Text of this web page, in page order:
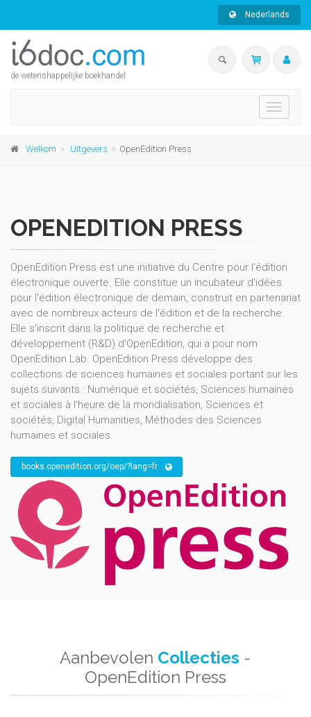
Nederlands
de wetenshappelijke boekhandel
Toggle
Welkom Uitgevers OpenEdition Press
OPENEDITION PRESS
OpenEdition Press est une initiative du Centre pour l'édition
électronique ouverte. Elle constitue un incubateur d'idées
pour l'édition électronique de demain, construit en partenariat
avec de nombreux acteurs de l'édition et de la recherche.
Elle s'inscrit dans la politique de recherche et
développement (R&D) d'OpenEdition, qui a pour nom
OpenEdition Lab. OpenEdition Press développe des
collections de sciences humaines et sociales portant sur les
sujets suivants : Numérique et sociétés, Sciences humaines
et sociales à l'heure de la mondialisation, Sciences et
sociétés, Digital Humanities, Méthodes des Sciences
humaines et sociales.
books.openedition.org/oep/?lang=fr
Aanbevolen Collecties -
OpenEdition Press